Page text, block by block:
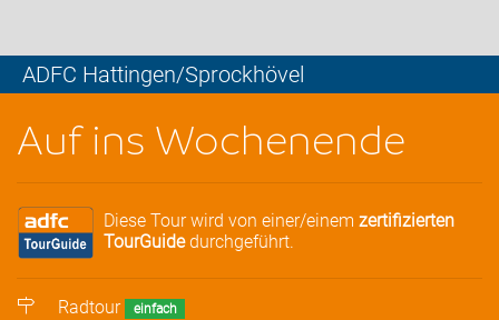
ADFC Hattingen/Sprockhövel
Auf ins Wochenende
Diese Tour wird von einer/einem zertifizierten
TourGuidedurchgeführt.
Radtour einfach